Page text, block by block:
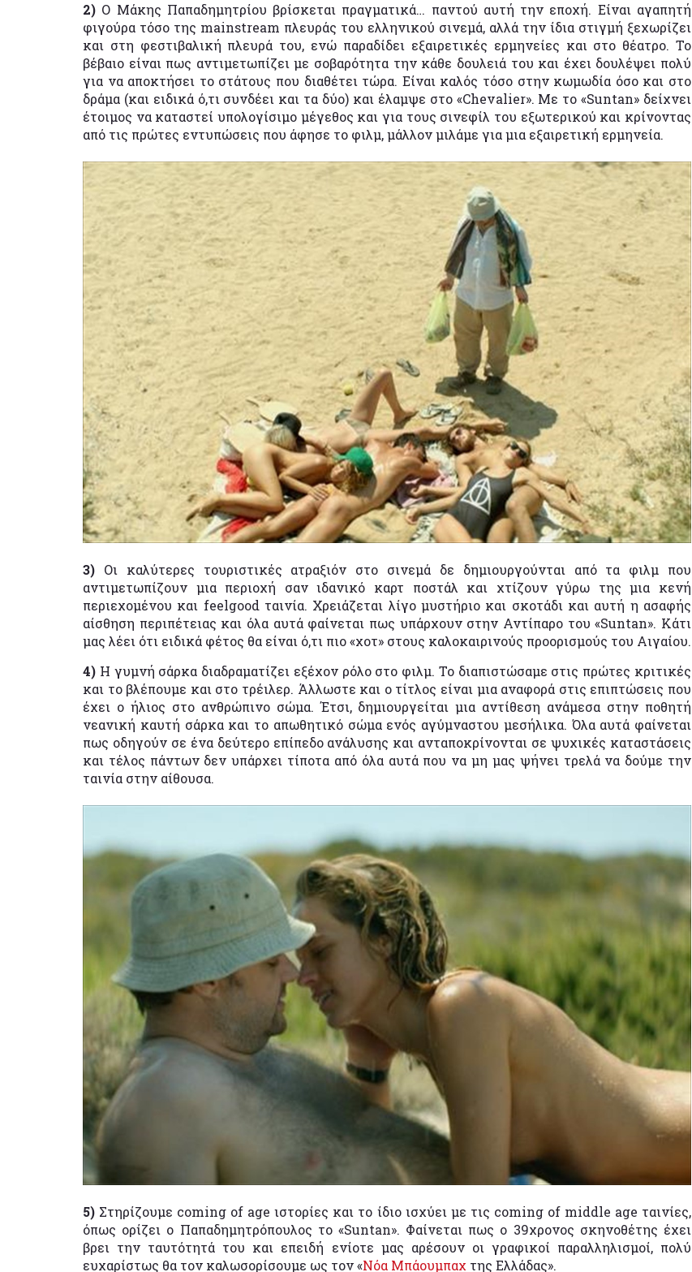
2) Ο Μάκης Παπαδημητρίου βρίσκεται πραγματικά… παντού αυτή την εποχή. Είναι αγαπητή
φιγούρα τόσο της mainstream πλευράς του ελληνικού σινεμά, αλλά την ίδια στιγμή ξεχωρίζει
και στη φεστιβαλική πλευρά του, ενώ παραδίδει εξαιρετικές ερμηνείες και στο θέατρο. Το
βέβαιο είναι πως αντιμετωπίζει με σοβαρότητα την κάθε δουλειά του και έχει δουλέψει πολύ
για να αποκτήσει το στάτους που διαθέτει τώρα. Είναι καλός τόσο στην κωμωδία όσο και στο
δράμα (και ειδικά ό,τι συνδέει και τα δύο) και έλαμψε στο «Chevalier». Με το «Suntan» δείχνει
έτοιμος να καταστεί υπολογίσιμο μέγεθος και για τους σινεφίλ του εξωτερικού και κρίνοντας
από τις πρώτες εντυπώσεις που άφησε το φιλμ, μάλλον μιλάμε για μια εξαιρετική ερμηνεία.
3) Οι καλύτερες τουριστικές ατραξιόν στο σινεμά δε δημιουργούνται από τα φιλμ που
αντιμετωπίζουν μια περιοχή σαν ιδανικό καρτ ποστάλ και χτίζουν γύρω της μια κενή
περιεχομένου και feelgood ταινία. Χρειάζεται λίγο μυστήριο και σκοτάδι και αυτή η ασαφής
αίσθηση περιπέτειας και όλα αυτά φαίνεται πως υπάρχουν στην Αντίπαρο του «Suntan». Κάτι
μας λέει ότι ειδικά φέτος θα είναι ό,τι πιο «χοτ» στους καλοκαιρινούς προορισμούς του Αιγαίου.
4) Η γυμνή σάρκα διαδραματίζει εξέχον ρόλο στο φιλμ. Το διαπιστώσαμε στις πρώτες κριτικές
και το βλέπουμε και στο τρέιλερ. Άλλωστε και ο τίτλος είναι μια αναφορά στις επιπτώσεις που
έχει ο ήλιος στο ανθρώπινο σώμα. Έτσι, δημιουργείται μια αντίθεση ανάμεσα στην ποθητή
νεανική καυτή σάρκα και το απωθητικό σώμα ενός αγύμναστου μεσήλικα. Όλα αυτά φαίνεται
πως οδηγούν σε ένα δεύτερο επίπεδο ανάλυσης και ανταποκρίνονται σε ψυχικές καταστάσεις
και τέλος πάντων δεν υπάρχει τίποτα από όλα αυτά που να μη μας ψήνει τρελά να δούμε την
ταινία στην αίθουσα.
5) Στηρίζουμε coming of age ιστορίες και το ίδιο ισχύει με τις coming of middle age ταινίες,
όπως ορίζει ο Παπαδημητρόπουλος το «Suntan». Φαίνεται πως ο 39χρονος σκηνοθέτης έχει
βρει την ταυτότητά του και επειδή ενίοτε μας αρέσουν οι γραφικοί παραλληλισμοί, πολύ
ευχαρίστως θα τον καλωσορίσουμε ως τον «Νόα Μπάουμπαχ της Ελλάδας».